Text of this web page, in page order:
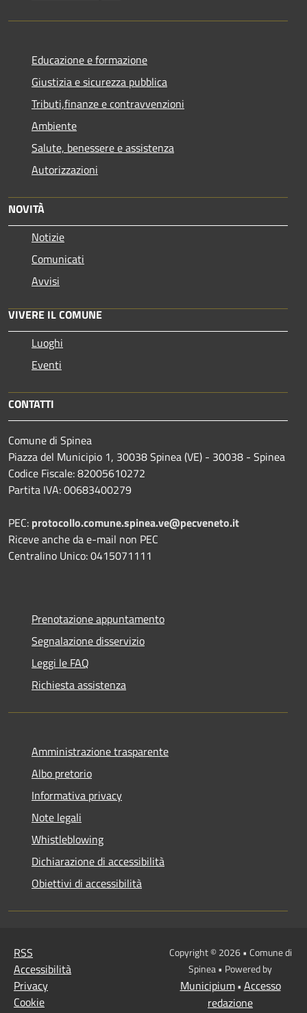
Educazione e formazione
Giustizia e sicurezza pubblica
Tributi,finanze e contravvenzioni
Ambiente
Salute, benessere e assistenza
Autorizzazioni
NOVITÀ
Notizie
Comunicati
Avvisi
VIVERE IL COMUNE
Luoghi
Eventi
CONTATTI
Comune di Spinea
Piazza del Municipio 1, 30038 Spinea (VE) - 30038 - Spinea
Codice Fiscale: 82005610272
Partita IVA: 00683400279
PEC: protocollo.comune.spinea.ve@pecveneto.it
Riceve anche da e-mail non PEC
Centralino Unico: 0415071111
Prenotazione appuntamento
Segnalazione disservizio
Leggi le FAQ
Richiesta assistenza
Amministrazione trasparente
Albo pretorio
Informativa privacy
Note legali
Whistleblowing
Dichiarazione di accessibilità
Obiettivi di accessibilità
RSS
Accessibilità
Privacy
Cookie
Copyright © 2026 • Comune di
Spinea • Powered by
Municipium• Accesso
redazione